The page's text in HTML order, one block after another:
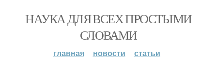
НАУКА ДЛЯ ВСЕХ ПРОСТЫМИ
СЛОВАМИ
главная новости статьи